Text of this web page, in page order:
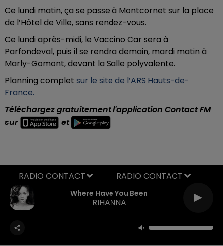
Ce lundi matin, ça se passe à Montcornet sur la place
de l’Hôtel de Ville, sans rendez-vous.
Ce lundi après-midi, le Vaccino Car sera à
Parfondeval, puis il se rendra demain, mardi matin à
Marly-Gomont, devant la Salle polyvalente.
Planning complet sur le site de l’ARS Hauts-de-
France.
Téléchargez gratuitement l'application Contact FM
sur
et
Where Have You Been
RIHANNA
RADIO CONTACT